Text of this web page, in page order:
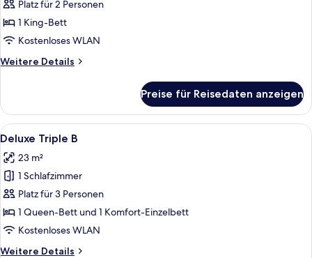
Doppelzimmer
anzeigen
Platz für 2 Personen
1 King-Bett
Kostenloses WLAN
Weitere Details
Weitere
Doppelzimmer
Preise für Reisedaten anzeigen
Alle
Fotos
für
Deluxe
Triple
B
anzeigen
Ein modernes Hotelzimmer mit
10
Deluxe Triple B
23 m²
1 Schlafzimmer
Platz für 3 Personen
1 Queen-Bett und 1 Komfort-Einzelbett
Kostenloses WLAN
Weitere Details
Weitere